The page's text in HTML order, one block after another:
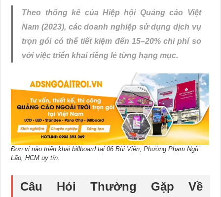
Theo thống kê của Hiệp hội Quảng cáo Việt
Nam (2023), các doanh nghiệp sử dụng dịch vụ
trọn gói có thể tiết kiệm đến 15–20% chi phí so
với việc triển khai riêng lẻ từng hạng mục.
Đơn vị nào triển khai billboard tại 06 Bùi Viện, Phường Phạm Ngũ
Lão, HCM uy tín.
Câu Hỏi Thường Gặp Về